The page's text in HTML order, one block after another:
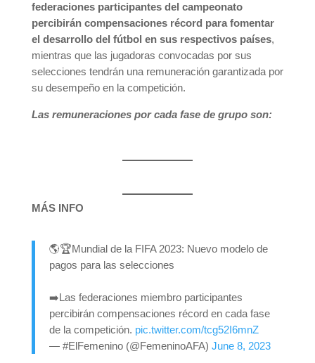
federaciones participantes del campeonato
percibirán compensaciones récord para fomentar
el desarrollo del fútbol en sus respectivos países,
mientras que las jugadoras convocadas por sus
selecciones tendrán una remuneración garantizada por
su desempeño en la competición.
Las remuneraciones por cada fase de grupo son:
MÁS INFO
🌎🏆Mundial de la FIFA 2023: Nuevo modelo de
pagos para las selecciones
➡️Las federaciones miembro participantes
percibirán compensaciones récord en cada fase
de la competición. pic.twitter.com/tcg52I6mnZ
— #ElFemenino (@FemeninoAFA) June 8, 2023